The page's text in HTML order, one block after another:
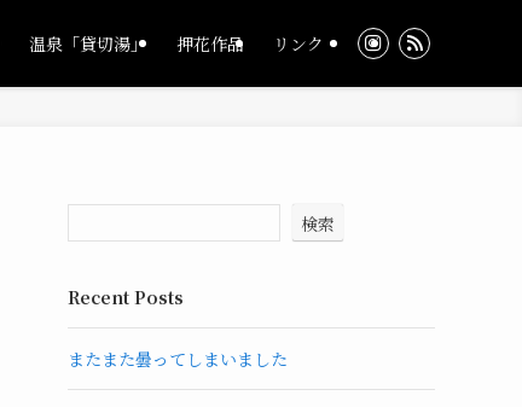
温泉「貸切湯」 押花作品 リンク
検索
Recent Posts
またまた曇ってしまいました